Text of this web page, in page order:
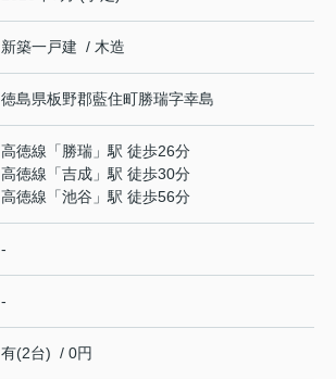
新築一戸建 / 木造
徳島県板野郡藍住町勝瑞字幸島
高徳線 「 勝瑞 」駅 徒歩26分
高徳線 「吉成 」駅 徒歩30分
高徳線 「池谷 」駅 徒歩56分
-
-
有(2台) / 0円